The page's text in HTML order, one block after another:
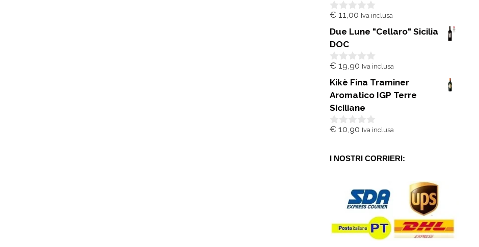
0
u
5
€ 11,00 Iva inclusa
Due Lune "Cellaro" Sicilia
DOC
0
u
5
€ 19,90 Iva inclusa
Kikè Fina Traminer
Aromatico IGP Terre
Siciliane
0
5
€ 10,90 Iva inclusa
I NOSTRI CORRIERI: